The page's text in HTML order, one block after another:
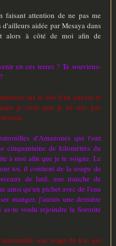
faisant attention de ne pas me
aidée par Mesaya dans
alors à côté de moi afin de
en ces terres ? Te souviens-
sur le dos d'un cheval et
je crois que je ne suis pas
d'Amazones qui t'ont
cinquantaine de kilomètres du
à moi afin que je te soigne. Le
toi, il contient de la soupe de
de lard, une tranche de
ainsi qu'un pichet avec de l'eau
manger, j'aurais une dernière
tu voulu rejoindre la Sororité
une mage de feu, qui